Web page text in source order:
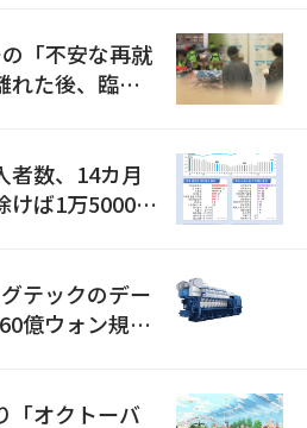
「不安な再就
た後、臨時
者数、14カ月
ば1万5000人
テックのデー
億ウォン規模
「オクトーバ